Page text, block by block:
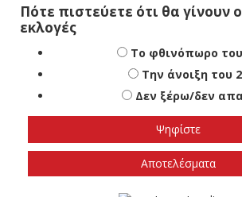
Πότε πιστεύετε ότι θα γίνουν
εκλογές
Το φθινόπωρο του
Την άνοιξη του
Δεν ξέρω/δεν